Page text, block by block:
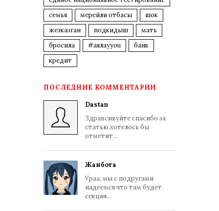
семья
мерейли отбасы
шок
жезказган
подкидыш
мать
бросила
#аялауyou
банк
кредит
ПОСЛЕДНИЕ КОММЕНТАРИИ
Dastan
Здравсивуйте спасибо за
статью.хотелось бы
отметит...
Жанбота
Ураа, мы с подругами
надеемся что там будет
секция...